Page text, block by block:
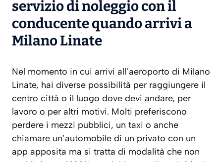
servizio di noleggio con il
conducente quando arrivi a
Milano Linate
Nel momento in cui arrivi all’aeroporto di Milano
Linate, hai diverse possibilità per raggiungere il
centro città o il luogo dove devi andare, per
lavoro o per altri motivi. Molti preferiscono
perdere i mezzi pubblici, un taxi o anche
chiamare un’automobile di un privato con un
app apposita ma si tratta di modalità che non